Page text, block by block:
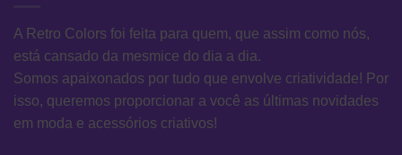
A Retro Colors foi feita para quem, que assim como nós,
está cansado da mesmice do dia a dia.
Somos apaixonados por tudo que envolve criatividade! Por
isso, queremos proporcionar a você as últimas novidades
em moda e acessórios criativos!